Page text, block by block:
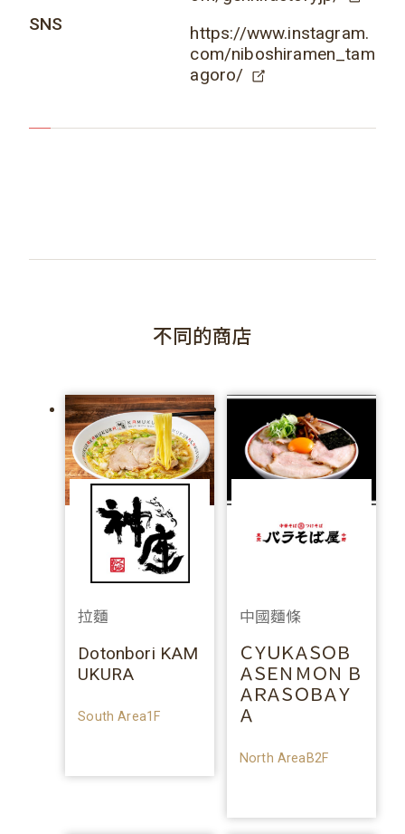
SNS
https://www.instagram.
com/niboshiramen_tam
agoro/
不同的商店
拉麵
Dotonbori KAM
UKURA
South Area1F
中國麵條
ＣＹＵＫＡＳＯＢ
ＡＳＥＮＭＯＮ Ｂ
ＡＲＡＳＯＢＡＹ
Ａ
North AreaB2F